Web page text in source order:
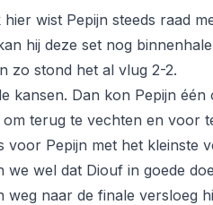
wist Pepijn steeds raad
hij deze set nog
zo stond het al vlug 2-2.
kansen. Dan kon Pepijn één
terug te vechten en voor
voor Pepijn met het kleinste
wel dat Diouf in goede
weg naar de finale versloeg